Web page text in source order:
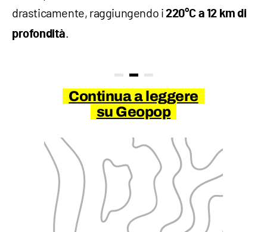
drasticamente, raggiungendo i 220°C a 12 km di
profondità
Continua a leggere
su Geopop